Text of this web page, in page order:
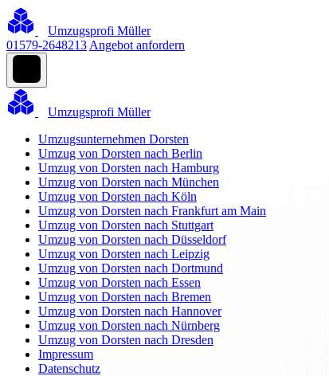
Umzugsprofi Müller
01579-2648213 Angebot anfordern
Umzugsprofi Müller
Umzugsunternehmen Dorsten
Umzug von Dorsten nach Berlin
Umzug von Dorsten nach Hamburg
Umzug von Dorsten nach München
Umzug von Dorsten nach Köln
Umzug von Dorsten nach Frankfurt am Main
Umzug von Dorsten nach Stuttgart
Umzug von Dorsten nach Düsseldorf
Umzug von Dorsten nach Leipzig
Umzug von Dorsten nach Dortmund
Umzug von Dorsten nach Essen
Umzug von Dorsten nach Bremen
Umzug von Dorsten nach Hannover
Umzug von Dorsten nach Nürnberg
Umzug von Dorsten nach Dresden
Impressum
Datenschutz